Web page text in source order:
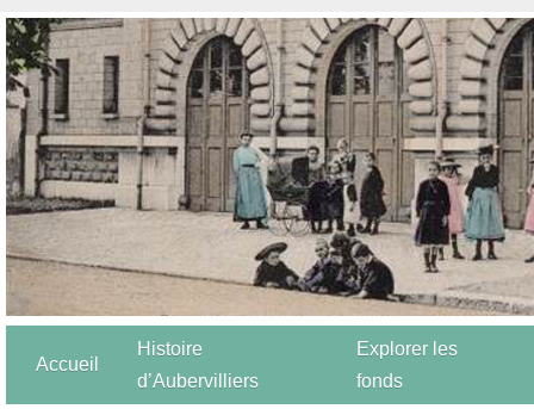
Accueil
Histoire
d’Aubervilliers
Explorer les
fonds